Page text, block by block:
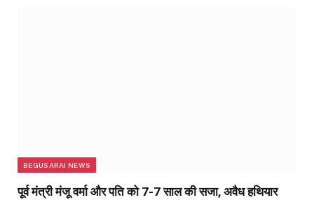
BEGUSARAI NEWS
पूर्व मंत्री मंजू वर्मा और पति को 7-7 साल की सजा, अवैध हथियार